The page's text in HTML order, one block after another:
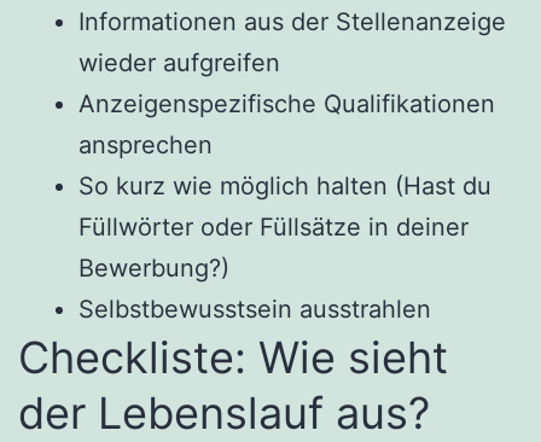
Informationen aus der Stellenanzeige
wieder aufgreifen
Anzeigenspezifische Qualifikationen
ansprechen
So kurz wie möglich halten (Hast du
Füllwörter oder Füllsätze in deiner
Bewerbung?)
Selbstbewusstsein ausstrahlen
Checkliste: Wie sieht
der Lebenslauf aus?